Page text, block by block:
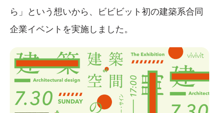
ら」という想いから、ビビビット初の建築系合同
企業イベントを実施しました。